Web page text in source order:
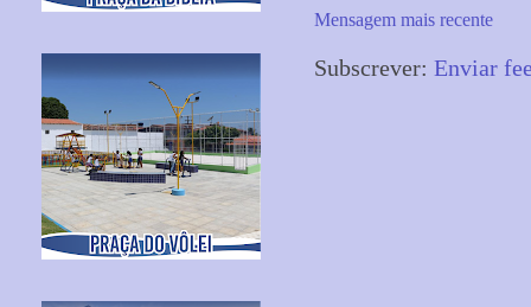
Mensagem mais recente
Subscrever: Enviar